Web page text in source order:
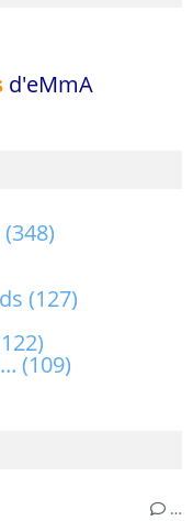
…
(348)
(127)
(109)
d'eMmA